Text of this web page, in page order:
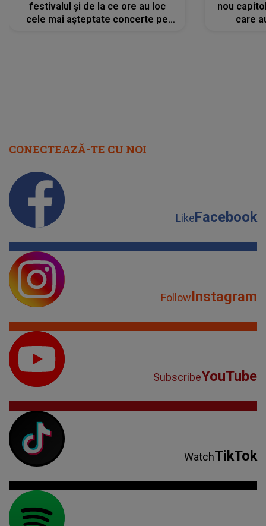
festivalul și de la ce ore au loc
cele mai așteptate concerte pe
nou
care
CONECTEAZĂ-TE CU NOI
LikeFacebook
FollowInstagram
SubscribeYouTube
WatchTikTok